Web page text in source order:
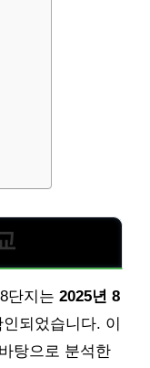
단지는 2025년 8
되었습니다. 이
탕으로 분석한